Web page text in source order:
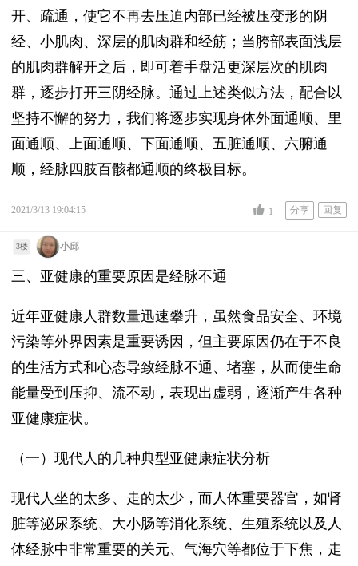
开、疏通，使它不再去压迫内部已经被压变形的阴
经、小肌肉、深层的肌肉群和经筋；当胯部表面浅层
的肌肉群解开之后，即可着手盘活更深层次的肌肉
群，逐步打开三阴经脉。通过上述类似方法，配合以
坚持不懈的努力，我们将逐步实现身体外面通顺、里
面通顺、上面通顺、下面通顺、五脏通顺、六腑通
顺，经脉四肢百骸都通顺的终极目标。
2021/3/13 19:04:15 1 分享 回复
3楼 小邱
三、亚健康的重要原因是经脉不通
近年亚健康人群数量迅速攀升，虽然食品安全、环境
污染等外界因素是重要诱因，但主要原因仍在于不良
的生活方式和心态导致经脉不通、堵塞，从而使生命
能量受到压抑、流不动，表现出虚弱，逐渐产生各种
亚健康症状。
（一）现代人的几种典型亚健康症状分析
现代人坐的太多、走的太少，而人体重要器官，如肾
脏等泌尿系统、大小肠等消化系统、生殖系统以及人
体经脉中非常重要的关元、气海穴等都位于下焦，走